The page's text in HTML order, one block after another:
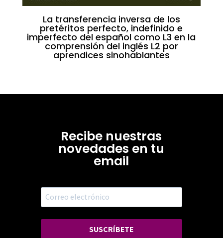
La transferencia inversa de los
pretéritos perfecto, indefinido e
imperfecto del español como L3 en la
comprensión del inglés L2 por
aprendices sinohablantes
Recibe nuestras
novedades en tu
email
SUSCRÍBETE